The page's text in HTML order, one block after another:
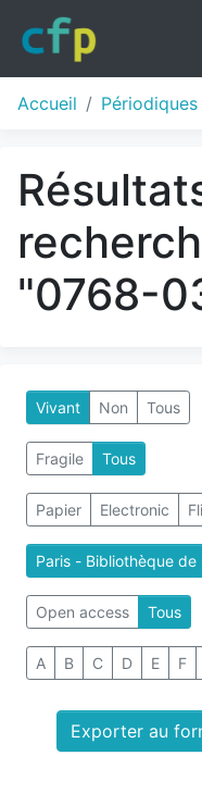
Accueil Périodiques
"0768-
Vivant Non Tous
Fragile Tous
Papier Electronic
Paris - Bibliothèque de
Open access Tous
A B C D E F
Exporter au